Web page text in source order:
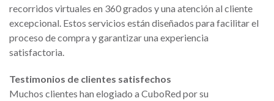
recorridos virtuales en 360 grados y una atención al cliente
excepcional. Estos servicios están diseñados para facilitar el
proceso de compra y garantizar una experiencia
satisfactoria.
Testimonios de clientes satisfechos
Muchos clientes han elogiado a CuboRed por su